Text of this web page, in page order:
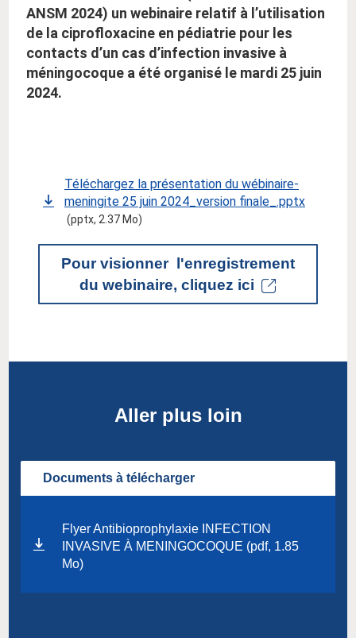
ANSM 2024) un webinaire relatif à l’utilisation
de la ciprofloxacine en pédiatrie pour les
contacts d’un cas d’infection invasive à
méningocoque a été organisé le mardi 25 juin
2024.
Téléchargez la présentation du wébinaire-
meningite 25 juin 2024_version finale_.pptx
(pptx, 2.37 Mo)
Pour visionner l'enregistrement
du webinaire, cliquez ici
Aller plus loin
Documents à télécharger
Flyer Antibioprophylaxie INFECTION
INVASIVE À MENINGOCOQUE (pdf, 1.85
Mo)